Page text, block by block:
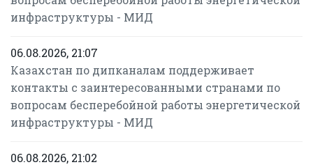
инфраструктуры - МИД
06.08.2026, 21:07
Казахстан по дипканалам поддерживает
контакты с заинтересованными странами по
вопросам бесперебойной работы энергетической
инфраструктуры - МИД
06.08.2026, 21:02